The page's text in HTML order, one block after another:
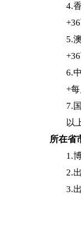
4.
+36
5.
+36
6.
+每
7.
以
所在省
1.
2.
3.